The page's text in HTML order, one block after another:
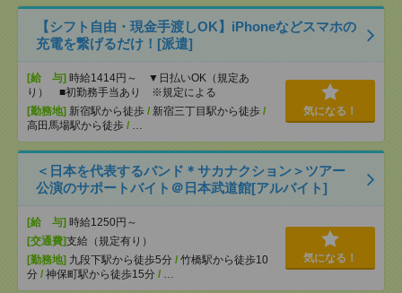
【シフト自由・現金手渡しOK】iPhoneなどスマホの
充電を繋げるだけ！[派遣]
[給 与] 時給1414円～ ▼日払いOK（規定あ
り） ■初勤務手当あり ※規定による
[勤務地] 新宿駅から徒歩 / 新宿三丁目駅から徒歩 /
高田馬場駅から徒歩 / …
気になる！
＜日本を代表するバンド＊サカナクション＞ツアー
公演のサポートバイト＠日本武道館[アルバイト]
[給 与] 時給1250円～
[交通費]支給（規定有り）
[勤務地] 九段下駅から徒歩5分 / 竹橋駅から徒歩10
分 / 神保町駅から徒歩15分 / …
気になる！